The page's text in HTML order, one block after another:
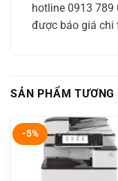
hotline 0913 789
được báo giá chi
SẢN PHẨM TƯƠNG
-5%